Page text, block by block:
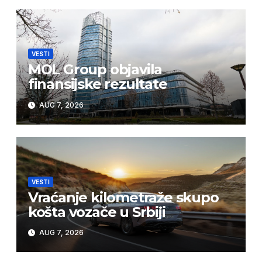
VESTI
MOL Group objavila
finansijske rezultate
AUG 7, 2026
VESTI
Vraćanje kilometraže skupo
košta vozače u Srbiji
AUG 7, 2026